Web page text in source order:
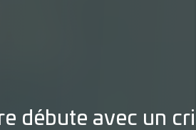
débute avec un